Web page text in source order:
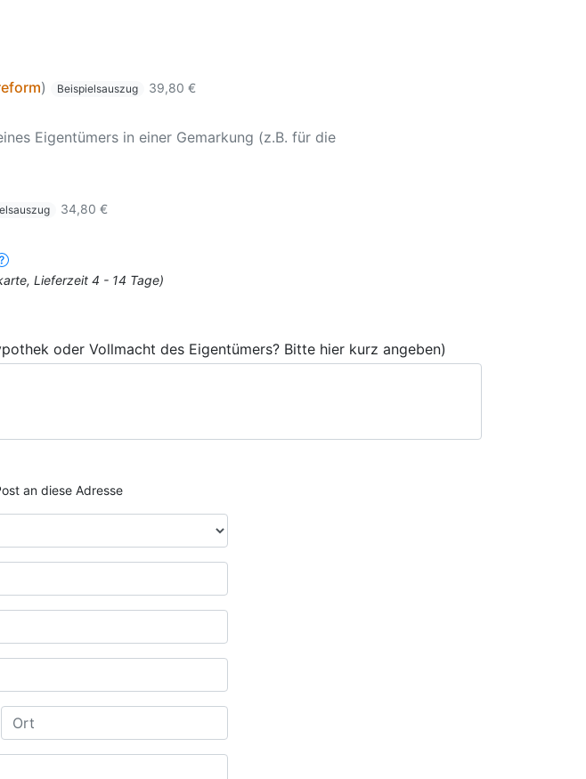
) Beispielsauszug
39,80 €
Eigentümers in einer Gemarkung (z.B. für die
34,80 €
Lieferzeit 4 - 14 Tage)
oder Vollmacht des Eigentümers? Bitte hier kurz angeben)
an diese Adresse